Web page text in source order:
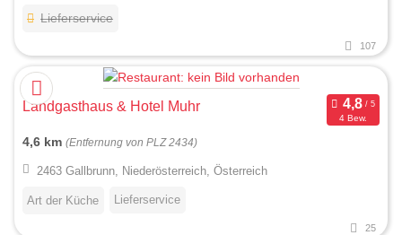
Lieferservice
107
Landgasthaus & Hotel Muhr
4 Bew.
4,6 km (Entfernung von PLZ 2434)
2463 Gallbrunn, Niederösterreich, Österreich
Art der Küche Lieferservice
25